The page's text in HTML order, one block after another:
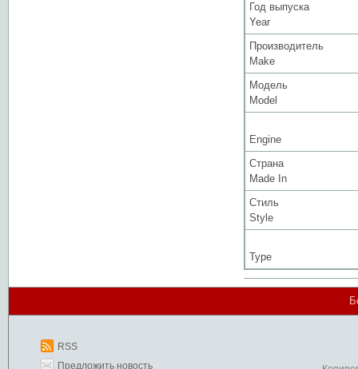
Год выпуска
Year
Производитель
Make
Модель
Model
Engine
Страна
Made In
Стиль
Style
Type
RSS
Предложить новость